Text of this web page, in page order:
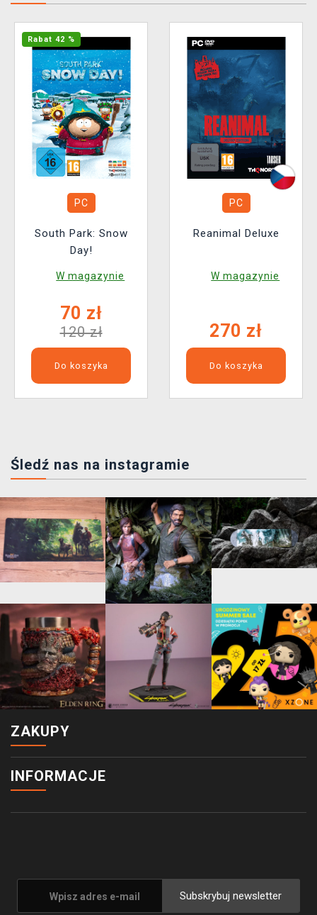
Rabat 42 %
PC
South Park: Snow
Day!
W magazynie
70 zł
120 zł
Do koszyka
PC
Reanimal Deluxe
W magazynie
270 zł
Do koszyka
Śledź nas na instagramie
ZAKUPY
INFORMACJE
Subskrybuj newsletter